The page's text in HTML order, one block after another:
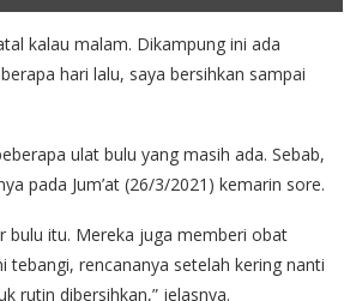
kalau malam. Dikampung ini ada
hari lalu, saya bersihkan sampai
ulat bulu yang masih ada. Sebab,
pada Jum’at (26/3/2021) kemarin sore.
bulu itu. Mereka juga memberi obat
rencananya setelah kering nanti
rutin dibersihkan,” jelasnya.